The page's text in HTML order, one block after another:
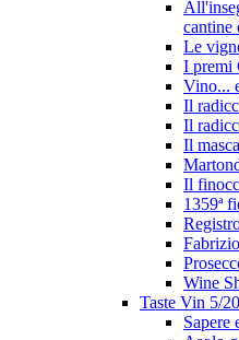
cantine
Le
I premi
Vino...
Il
Il
Il
Il
1359ª
Wine
Taste Vin 5/
Sapere